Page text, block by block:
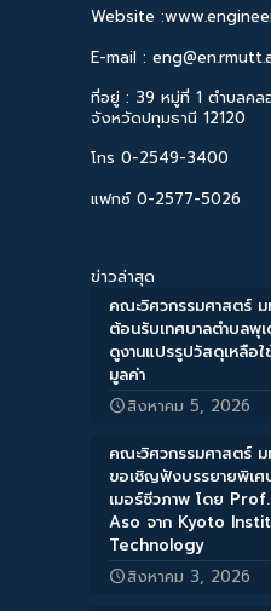
Website
E-mail :
ที่อยู่ : 39 หมู่ที่ 1 ตำบลค
จังหวัดปทุมธานี 12120
โทร 0-2549-3400
แฟกซ์ 0-2577-5026
ข่าวล่าสุด
คณะวิศวกรรมศาสตร์
ต้อนรับเทศบาลตำบลพุ
ดูงานแปรรูปวัสดุเหลือใ
มูลค่า
สิงหาคม 5, 2026
คณะวิศวกรรมศาสตร์
ขอเชิญฟังบรรยายพิเ
เมอร์ชีวภาพ โดย
Aso จาก Kyoto
Technology
สิงหาคม 3, 2026